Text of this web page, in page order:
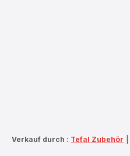
Verkauf durch : Tefal Zubehör